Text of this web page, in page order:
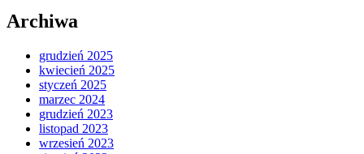
Archiwa
grudzień 2025
kwiecień 2025
styczeń 2025
marzec 2024
grudzień 2023
listopad 2023
wrzesień 2023